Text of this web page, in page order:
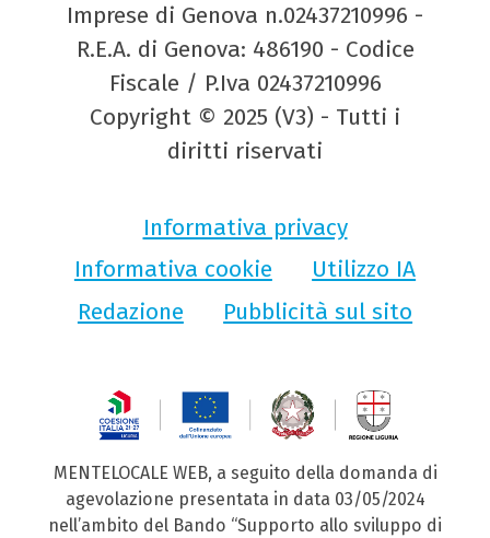
Imprese di Genova n.02437210996 -
R.E.A. di Genova: 486190 - Codice
Fiscale / P.Iva 02437210996
Copyright © 2025 (V3) - Tutti i
diritti riservati
Informativa privacy
Informativa cookie
Utilizzo IA
Redazione
Pubblicità sul sito
MENTELOCALE WEB, a seguito della domanda di
agevolazione presentata in data 03/05/2024
nell’ambito del Bando “Supporto allo sviluppo di